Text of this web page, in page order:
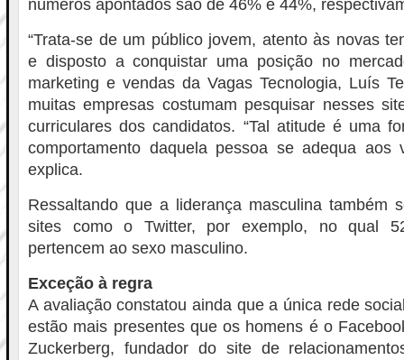
números apontados são de 46% e 44%,
“Trata-se de um público jovem, atento às novas
e disposto a conquistar uma posição no
marketing e vendas da Vagas Tecnologia, Luís
muitas empresas costumam pesquisar nesses
curriculares dos candidatos. “Tal atitude é uma
comportamento daquela pessoa se adequa aos
explica.
Ressaltando que a liderança masculina também
sites como o Twitter, por exemplo, no qual
pertencem ao sexo masculino.
Exceção à regra
A avaliação constatou ainda que a única rede
estão mais presentes que os homens é o
Zuckerberg, fundador do site de